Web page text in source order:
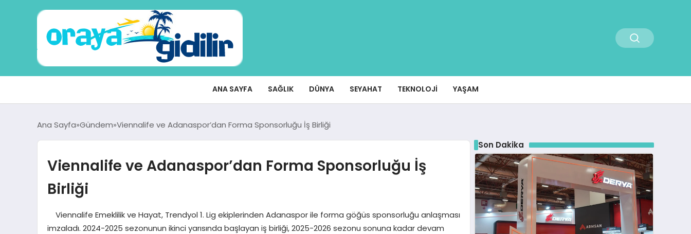
ANA SAYFA SAĞLIK DÜNYA SEYAHAT TEKNOLOJI YAŞAM
Ana Sayfa Gündem Viennalife ve Adanaspor’dan Forma Sponsorluğu İş Birliği
Viennalife ve Adanaspor’dan Forma Sponsorluğu İş
Birliği
Viennalife Emeklilik ve Hayat, Trendyol 1. Lig ekiplerinden Adanaspor ile forma göğüs sponsorluğu anlaşması
imzaladı. 2024-2025 sezonunun ikinci yarısında başlayan iş birliği, 2025-2026 sezonu sonuna kadar devam
Son Dakika